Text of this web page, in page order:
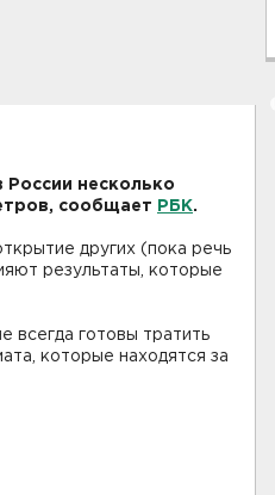
России несколько
сообщает
РБК.
других (пока речь
результаты, которые
всегда готовы тратить
которые находятся за